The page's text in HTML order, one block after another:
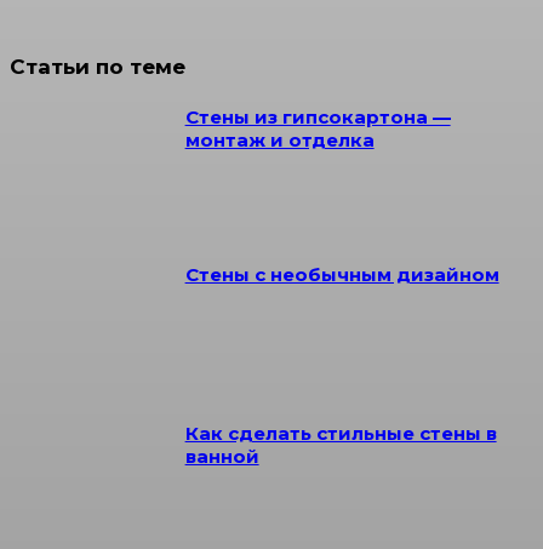
Статьи по теме
Стены из гипсокартона —
монтаж и отделка
Стены с необычным дизайном
Как сделать стильные стены в
ванной